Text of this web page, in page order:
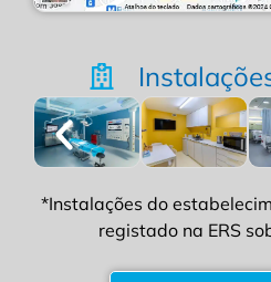
*Instalações do
registado na ERS